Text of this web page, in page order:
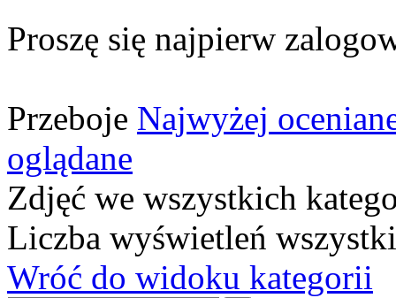
Proszę się najpierw
Przeboje Najwyżej
oglądane
Zdjęć we wszystkich
Liczba wyświetleń
Wróć do widoku kategorii